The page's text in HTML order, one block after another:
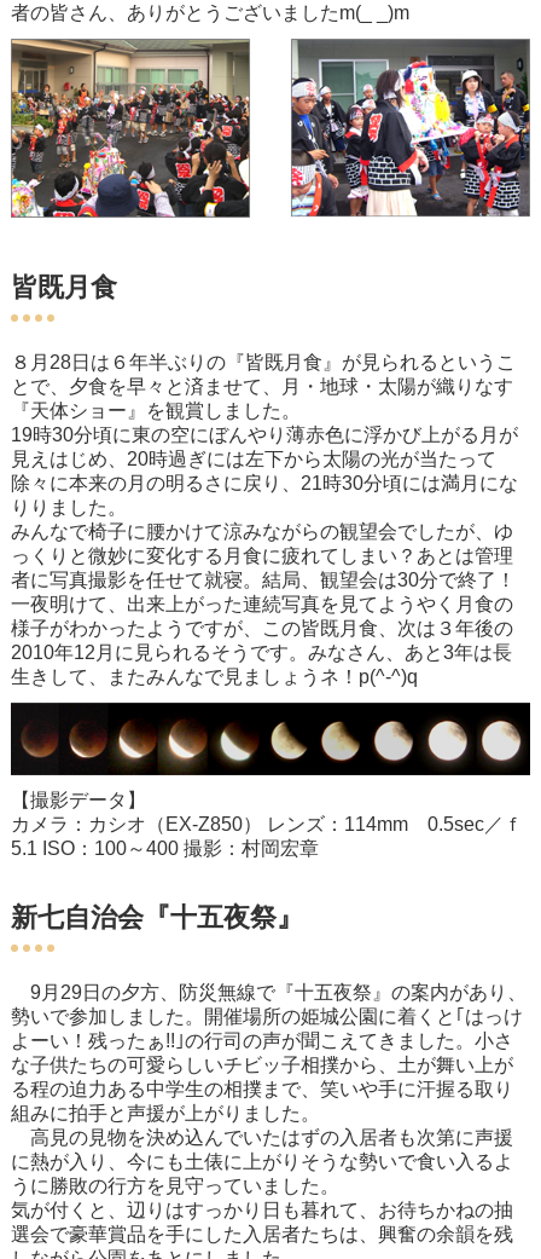
者の皆さん、ありがとうございましたm(_ _)m
皆既月食
８月28日は６年半ぶりの『皆既月食』が見られるというこ
とで、夕食を早々と済ませて、月・地球・太陽が織りなす
『天体ショー』を観賞しました。
19時30分頃に東の空にぼんやり薄赤色に浮かび上がる月が
見えはじめ、20時過ぎには左下から太陽の光が当たって
除々に本来の月の明るさに戻り、21時30分頃には満月にな
りりました。
みんなで椅子に腰かけて涼みながらの観望会でしたが、ゆ
っくりと微妙に変化する月食に疲れてしまい？あとは管理
者に写真撮影を任せて就寝。結局、観望会は30分で終了！
一夜明けて、出来上がった連続写真を見てようやく月食の
様子がわかったようですが、この皆既月食、次は３年後の
2010年12月に見られるそうです。みなさん、あと3年は長
生きして、またみんなで見ましょうネ！p(^-^)q
【撮影データ】
カメラ：カシオ（EX-Z850） レンズ：114mm 0.5sec／ｆ
5.1 ISO：100～400 撮影：村岡宏章
新七自治会『十五夜祭』
9月29日の夕方、防災無線で『十五夜祭』の案内があり、
勢いで参加しました。開催場所の姫城公園に着くと｢はっけ
よーい！残ったぁ!!｣の行司の声が聞こえてきました。小さ
な子供たちの可愛らしいチビッ子相撲から、土が舞い上が
る程の迫力ある中学生の相撲まで、笑いや手に汗握る取り
組みに拍手と声援が上がりました。
高見の見物を決め込んでいたはずの入居者も次第に声援
に熱が入り、今にも土俵に上がりそうな勢いで食い入るよ
うに勝敗の行方を見守っていました。
気が付くと、辺りはすっかり日も暮れて、お待ちかねの抽
選会で豪華賞品を手にした入居者たちは、興奮の余韻を残